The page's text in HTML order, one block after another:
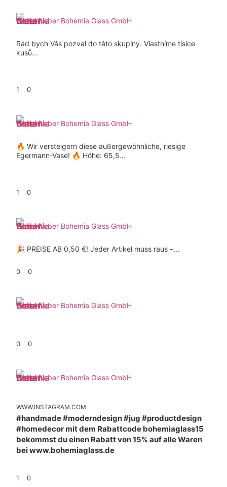
Weber Bohemia Glass GmbH
Rád bych Vás pozval do této skupiny. Vlastníme tisíce
kusů...
1 0
Weber Bohemia Glass GmbH
🔥 Wir versteigern diese außergewöhnliche, riesige
Egermann-Vase! 🔥 Höhe: 65,5...
1 0
Weber Bohemia Glass GmbH
🎉 PREISE AB 0,50 €! Jeder Artikel muss raus –...
0 0
Weber Bohemia Glass GmbH
0 0
Weber Bohemia Glass GmbH
WWW.INSTAGRAM.COM
#handmade #moderndesign #jug #productdesign
#homedecor mit dem Rabattcode bohemiaglass15
bekommst du einen Rabatt von 15% auf alle Waren
bei www.bohemiaglass.de
1 0